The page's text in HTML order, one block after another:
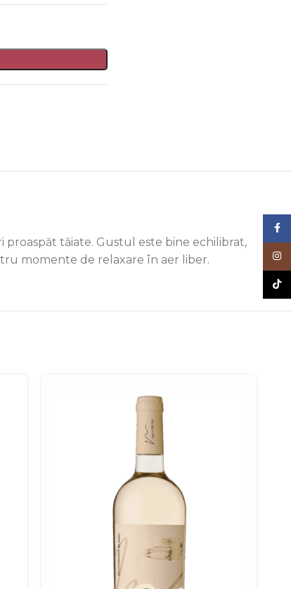
proaspăt tăiate. Gustul este bine echilibrat,
momente de relaxare în aer liber.